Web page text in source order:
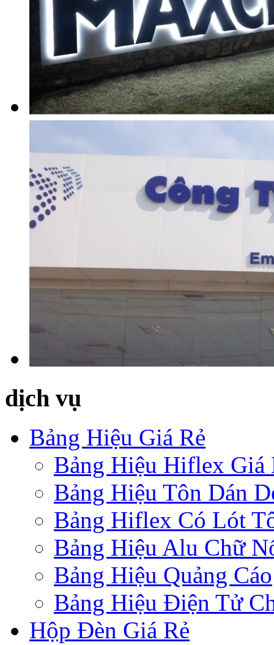
dịch vụ
Bảng Hiệu Giá Rẻ
Bảng Hiệu Hiflex Giá
Bảng Hiệu Tôn Dán
Bảng Hiflex Có Lót
Bảng Hiệu Alu Chữ
Bảng Hiệu Quảng Cáo
Bảng Hiệu Điện Tử
Hộp Đèn Giá Rẻ